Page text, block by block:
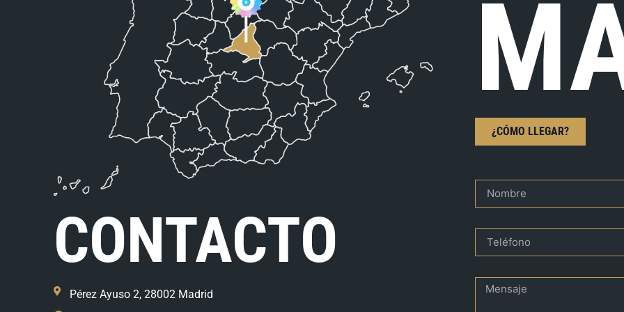
CONTACTO
Pérez Ayuso 2, 28002 Madrid
¿CÓMO LLEGAR?